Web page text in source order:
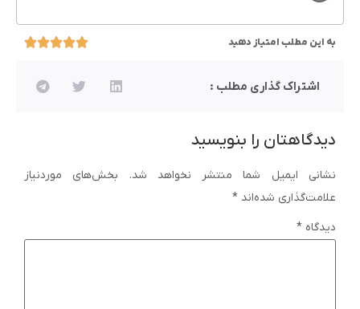
به این مطلب امتیاز دهید
اشتراک گذاری مطلب :
دیدگاهتان را بنویسید
نشانی ایمیل شما منتشر نخواهد شد.
بخش‌های موردنیاز
علامت‌گذاری شده‌اند *
دیدگاه *